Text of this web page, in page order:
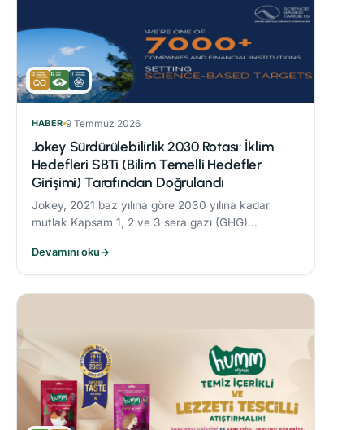
HABER 9 Temmuz 2026
Jokey Sürdürülebilirlik 2030 Rotası: İklim
Hedefleri SBTi (Bilim Temelli Hedefler
Girişimi) Tarafından Doğrulandı
Jokey, 2021 baz yılına göre 2030 yılına kadar
mutlak Kapsam 1, 2 ve 3 sera gazı (GHG)
etmektedir.
Devamını oku→